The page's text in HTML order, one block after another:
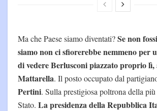
Ma che Paese siamo diventati?Se non
siamo non ci sfiorerebbe nemmeno per
di vedere Berlusconi piazzato proprio lì,
Mattarella. Il posto occupato dal
Pertini. Sulla prestigiosa poltrona della
Stato. La presidenza della Repubblica